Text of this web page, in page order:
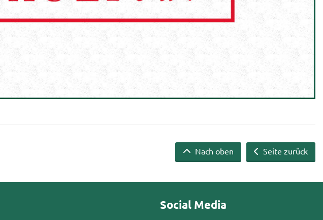
Seite zurück
Nach oben
Social Media